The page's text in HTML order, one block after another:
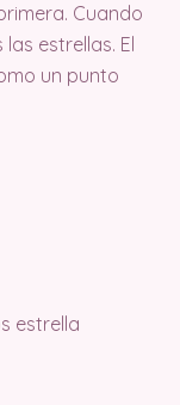
Cuando
estrellas. El
un punto
estrella